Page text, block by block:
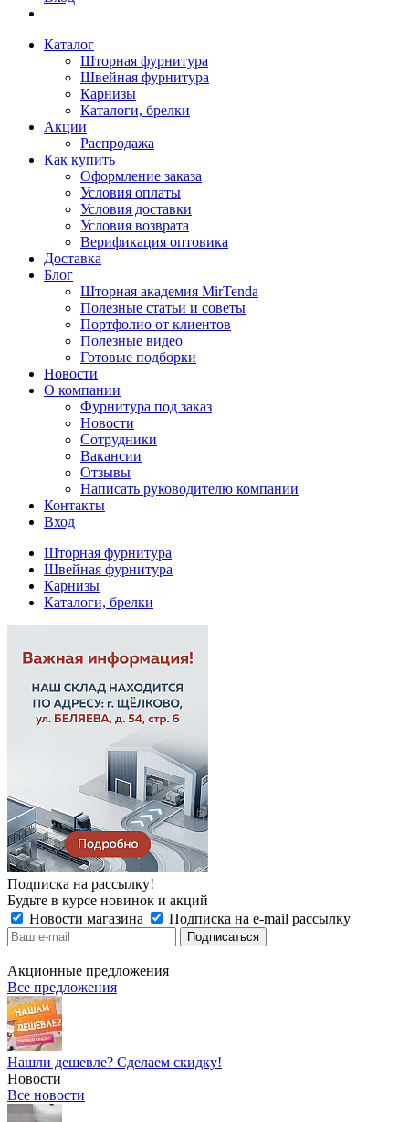
Каталог
Шторная фурнитура
Швейная фурнитура
Карнизы
Каталоги, брелки
Акции
Распродажа
Как купить
Оформление заказа
Условия оплаты
Условия доставки
Условия возврата
Верификация оптовика
Доставка
Блог
Шторная академия MirTenda
Полезные статьи и советы
Портфолио от клиентов
Полезные видео
Готовые подборки
Новости
О компании
Фурнитура под заказ
Новости
Сотрудники
Вакансии
Отзывы
Написать руководителю компании
Контакты
Вход
Шторная фурнитура
Швейная фурнитура
Карнизы
Каталоги, брелки
Подписка на рассылку!
Будьте в курсе новинок и акций
Новости магазина
Подписка на e-mail рассылку
Акционные предложения
Все предложения
Нашли дешевле? Сделаем скидку!
Новости
Все новости